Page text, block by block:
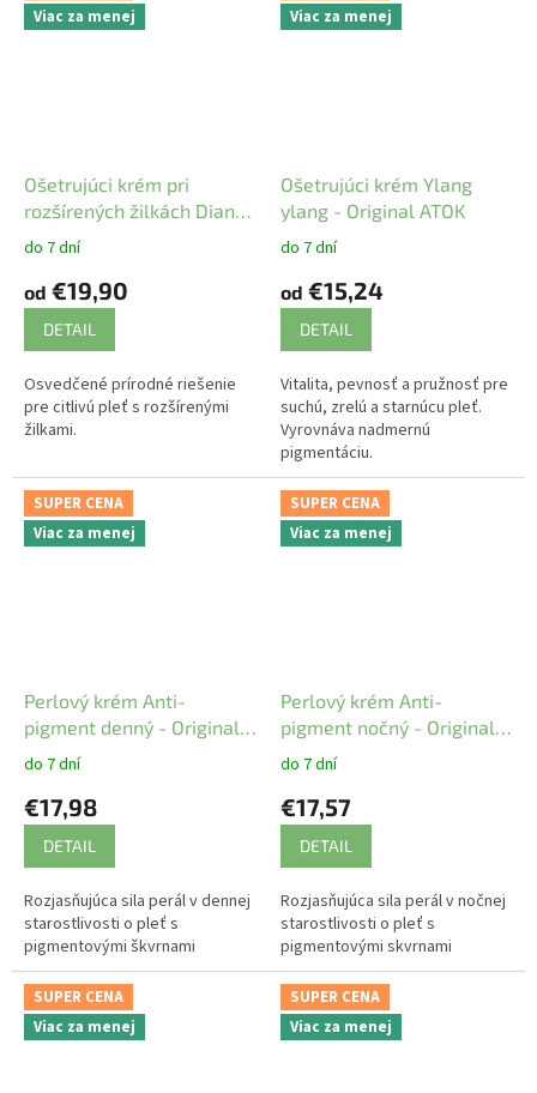
Viac za menej
Ošetrujúci krém pri
rozšírených žilkách Dianta
Original ATOK
do 7 dní
od €19,90
DETAIL
Osvedčené prírodné riešenie
pre citlivú pleť s rozšírenými
žilkami.
Viac za menej
Ošetrujúci krém Ylang
ylang - Original ATOK
do 7 dní
od €15,24
DETAIL
Vitalita, pevnosť a pružnosť pre
suchú, zrelú a starnúcu pleť.
Vyrovnáva nadmernú
pigmentáciu.
SUPER CENA
Viac za menej
Perlový krém Anti-
pigment denný - Original
ATOK
do 7 dní
€17,98
DETAIL
Rozjasňujúca sila perál v dennej
starostlivosti o pleť s
pigmentovými škvrnami
SUPER CENA
Viac za menej
Perlový krém Anti-
pigment nočný - Original
ATOK
do 7 dní
€17,57
DETAIL
Rozjasňujúca sila perál v nočnej
starostlivosti o pleť s
pigmentovými skvrnami
SUPER CENA
Viac za menej
SUPER CENA
Viac za menej